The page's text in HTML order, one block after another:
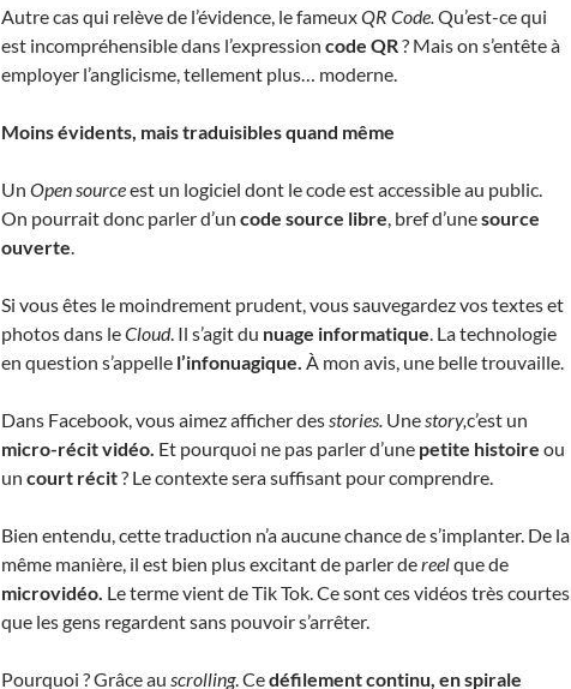
Autre cas qui relève de l’évidence, le fameuxQR Code.Qu’est-ce qui
est incompréhensible dans l’expression code QR? Mais on s’entête à
employer l’anglicisme, tellement plus… moderne.
Moins évidents, mais traduisibles quand même
Un Open sourceest un logiciel dont le code est accessible au public.
On pourrait donc parler d’un code source libre, bref d’unesource
ouverte.
Si vous êtes le moindrement prudent, vous sauvegardez vos textes et
photos dans leCloud. Il s’agit du nuage informatique. La technologie
en question s’appelle l’infonuagique. À mon avis, une belle trouvaille.
Dans Facebook, vous aimez afficher desstories. Unestory,c’est un
micro-récit vidéo. Et pourquoi ne pas parler d’une petite histoire ou
un court récit? Le contexte sera suffisant pour comprendre.
Bien entendu, cette traduction n’a aucune chance de s’implanter. De la
même manière, il est bien plus excitant de parler dereelque de
microvidéo. Le terme vient de Tik Tok. Ce sont ces vidéos très courtes
que les gens regardent sans pouvoir s’arrêter.
Pourquoi ? Grâce au scrolling. Cedéfilement continu, en spirale